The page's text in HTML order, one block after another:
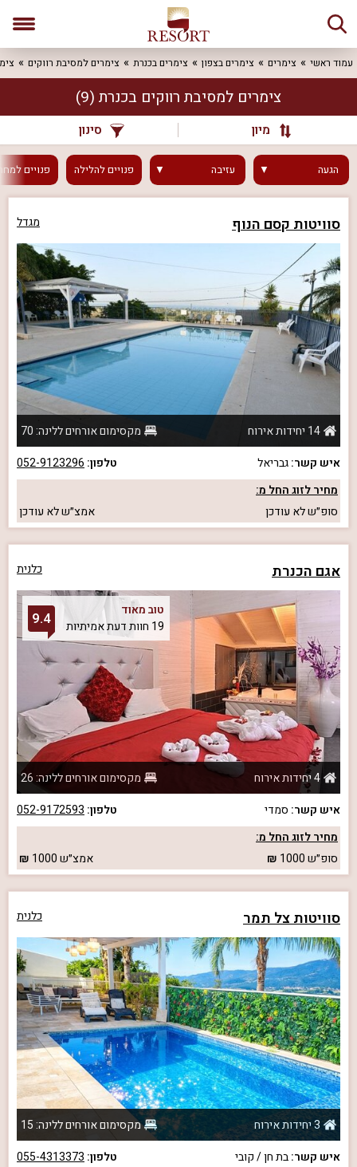
עמוד ראשי צימרים צימרים בצפון צימרים בכנרת צימרים למסיבת רווקים
צימרים למסיבת רווקים בכנרת (9)
מיון סינון
הגעה עזיבה פנוייםלהלילה פנויים
סוויטות קסם הנוף מגדל
14 יחידות אירוח
מקסימום אורחים ללינה: 70
איש קשר:גבריאל טלפון: 052-9123296
מחיר לזוג החל מ:
סופ״שלא עודכן אמצ״שלא עודכן
אגם הכנרת כלנית
טוב מאוד
19 חוות דעת אמיתיות
9.4
4 יחידות אירוח
מקסימום אורחים ללינה: 26
איש קשר: סמדי טלפון: 052-9172593
מחיר לזוג החל מ:
סופ״ש1000 אמצ״ש1000
סוויטות צל תמר כלנית
3 יחידות אירוח
מקסימום אורחים ללינה: 15
איש קשר:בת חן / קובי טלפון: 055-4313373